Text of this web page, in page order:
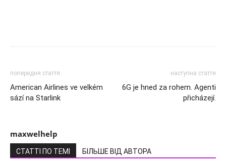
попередня стаття
American Airlines ve velkém
sází na Starlink
наступна стаття
6G je hned za rohem. Agenti
přicházejí.
maxwelhelp
СТАТТІ ПО ТЕМІ БІЛЬШЕ ВІД АВТОРА